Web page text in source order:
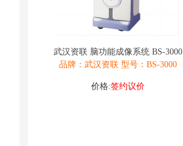
武汉资联 脑功能成像系统 BS-3000
品牌：武汉资联 型号：BS-3000
价格:签约议价